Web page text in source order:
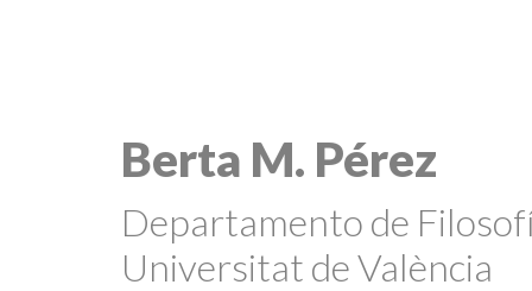
Berta M. Pérez
Departamento de
Universitat de València